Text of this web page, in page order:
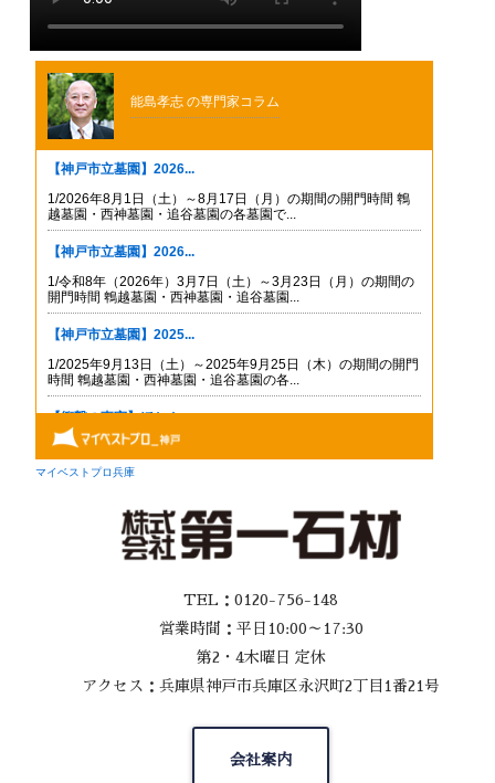
TEL：0120-756-148
営業時間：平日10:00～17:30
第2・4木曜日 定休
アクセス：兵庫県神戸市兵庫区永沢町2丁目1番21号
会社案内